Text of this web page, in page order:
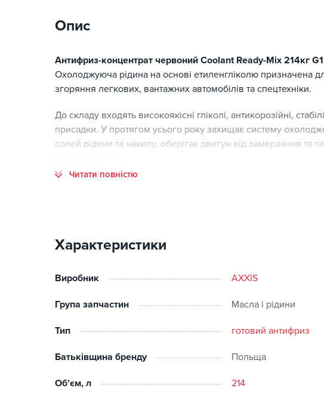
Опис
Антифриз-концентрат червоний Coolant Ready-Mix 214кг
Охолоджуюча рідина на основі етиленгліколю призначена
згоряння легкових, вантажних автомобілів та спецтехніки.
До складу входять високоякісні гліколі, антикорозійні,
присадки. У протягом усього року захищає систему
солей рідини та накипу, оберігає двигун від замерзання та
Читати повністю
Характеристики
Виробник AXXIS
Група запчастин Масла і рідини
Тип готовий антифриз
Батьківщина бренду Польща
Об'єм, л 214